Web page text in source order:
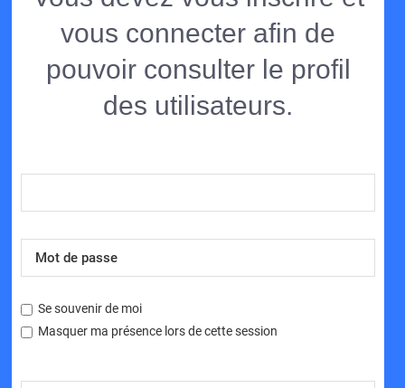
vous connecter afin de
pouvoir consulter le profil
des utilisateurs.
Se souvenir de moi
Masquer ma présence lors de cette session